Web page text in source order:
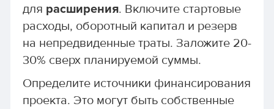
для расширения. Включите стартовые
расходы, оборотный капитал и резерв
на непредвиденные траты. Заложите 20-
30% сверх планируемой суммы.
Определите источники финансирования
проекта. Это могут быть собственные